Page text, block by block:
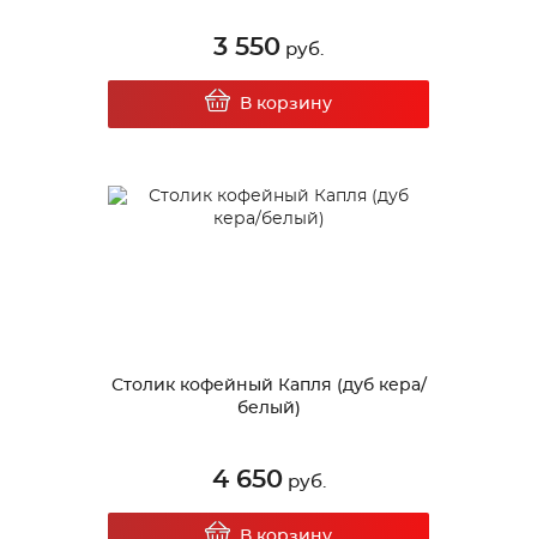
3 550 руб.
В корзину
Столик кофейный Капля (дуб кера/
белый)
4 650руб.